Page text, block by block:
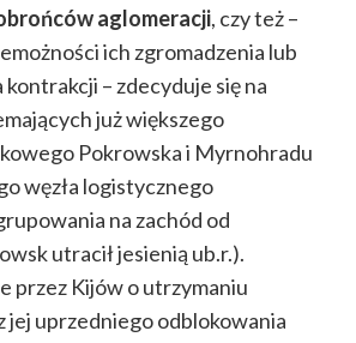
aglomeracji, czy też –
ich zgromadzenia lub
– zdecyduje się na
już większego
Pokrowska i Myrnohradu
węzła logistycznego
na zachód od
utracił jesienią ub.r.).
przez Kijów o utrzymaniu
jej uprzedniego odblokowania